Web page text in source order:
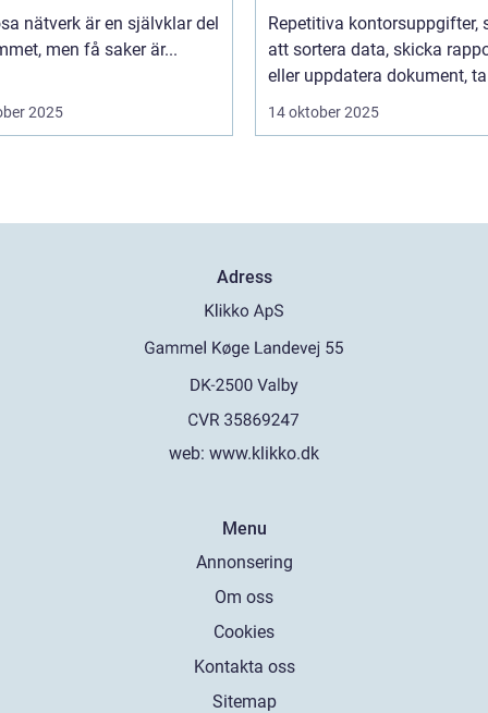
nätverk är en självklar del
men få saker är...
2025
programvara
Repetitiva kontorsuppgifter,
att sortera data, skicka
eller uppdatera dokument,
14 oktober 2025
Adress
web: www.klikko.dk
Menu
Annonsering
Om oss
Cookies
Kontakta oss
Sitemap